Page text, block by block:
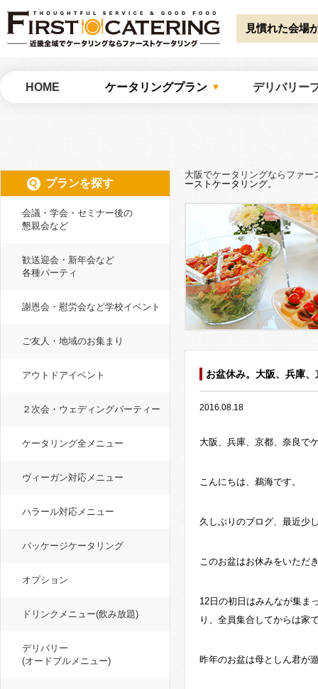
Warning : Undefined array key "HTTP_ACCEPT_LANGUAGE" in/home/
catering/common/meta.php on line51 見慣れた会場
HOME ケータリングプラン デリバリー
大阪でケータリングならファー
ーストケータリング。
お盆休み。大阪、兵庫
2016.08.18
大阪、兵庫、京都、奈良で
こんにちは、鵜海です。
久しぶりのブログ、最近少
このお盆はお休みをいただ
12日の初日はみんなが集ま
り、全員集合してからは家
昨年のお盆は母としん君が
プランを探す
会議・学会・セミナー後の
懇親会など
歓送迎会・新年会など
各種パーティ
謝恩会・慰労会など学校イベント
ご友人・地域のお集まり
アウトドアイベント
２次会・ウェディングパーティー
ケータリング全メニュー
ヴィーガン対応メニュー
ハラール対応メニュー
パッケージケータリング
オプション
ドリンクメニュー(飲み放題)
デリバリー
(オードブルメニュー)